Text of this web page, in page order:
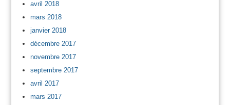
avril 2018
mars 2018
janvier 2018
décembre 2017
novembre 2017
septembre 2017
avril 2017
mars 2017